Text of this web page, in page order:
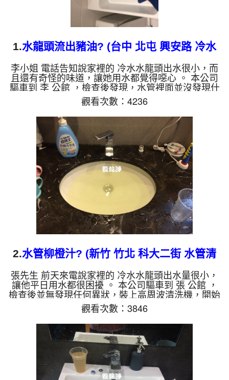
1.水龍頭流出豬油? (台中 北屯 興安路 冷水
堵塞 )
李小姐 電話告知說家裡的 冷水水龍頭出水很小，而
且還有奇怪的味道，讓她用水都覺得噁心 。 本公司
驅車到 李 公館 ，檢查後發現，水管裡面並沒發現什
麼，裝上機器開始洗水管。 沒多久水龍頭管路就噴
出油膩膩的液體，看起來跟豬油一樣，有黃的也有綠
的，如下圖。 水管裡的髒東西不斷流出來，水的顏
色慢慢變成透明，髒東西也越來越少，最後變成乾淨
的清水。 清洗水管 是利用 高週波脈衝式水管清洗機
，將檸檬酸打入水管，讓水管管壁的鐵鏽及生物膜軟
化，透過空氣與水混合，產生阻力，這時高周波就會
把...
觀看次數：4236
2.水管柳橙汁? (新竹 竹北 科大二街 水管清
洗 )
張先生 前天來電說家裡的 冷水水龍頭出水量很小，
讓他平日用水都很困擾 。 本公司驅車到 張 公館 ，
檢查後並無發現任何異狀，裝上高周波清洗機，開始
清洗管路 。 一開始水龍頭管路就噴出黃水，看起來
跟柳橙汁一樣，而且不斷噴出小透明碎片，如下圖片
影片。 水管裡的髒東西不斷流出來，水的顏色慢慢
變成透明，髒東西也越來越少，最後變成乾淨的清
水。 清洗水管 是利用 高週波脈衝式水管清洗機 ，將
檸檬酸打入水管，讓水管管壁的鐵鏽及生物膜軟化，
透過空氣與水混合，產生阻力，這時高周波就會把
生...
觀看次數：3846